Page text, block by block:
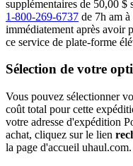
supplémentaires de 50,00 $
1-800-269-6737 de 7h am
immédiatement après avoir
ce service de plate-forme
Sélection de votre
Vous pouvez sélectionner
coût total pour cette
votre adresse d'expédition
achat, cliquez sur le lien
la page d'accueil uhaul.com.